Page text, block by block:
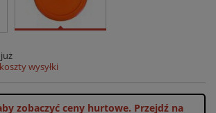
wysyłki
zobaczyć ceny hurtowe. Przejdź na